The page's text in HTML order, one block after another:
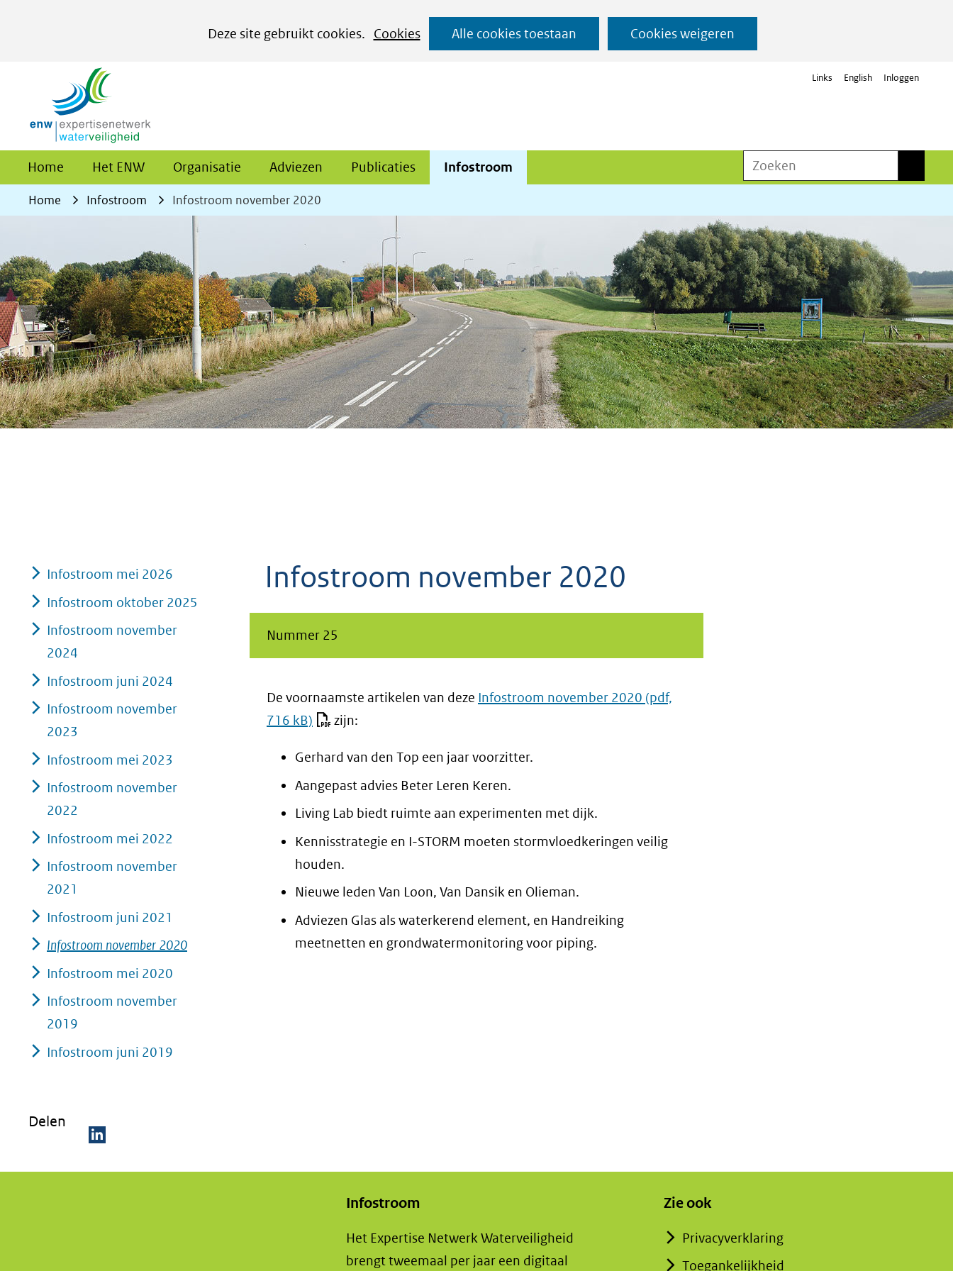
Deze site gebruikt cookies.
Cookies
gebruik
van
cookies
worden
toegestaan
of
geweigerd.
Alle cookies toestaan Cookies weigeren
Ga
naar
Links English Inloggen
Home Het ENW Organisatie Adviezen Publicaties Infostroom Zoeken
Home Infostroom Infostroom november 2020
Infostroom november 2020
Nummer 25
De voornaamste artikelen van deze Infostroom november 2020 (pdf,
716 kB)
zijn:
Gerhard van den Top een jaar voorzitter.
Aangepast advies Beter Leren Keren.
Living Lab biedt ruimte aan experimenten met dijk.
Kennisstrategie en I-STORM moeten stormvloedkeringen veilig
houden.
Nieuwe leden Van Loon, Van Dansik en Olieman.
Adviezen Glas als waterkerend element, en Handreiking
meetnetten en grondwatermonitoring voor piping.
Infostroom mei 2026
Infostroom oktober 2025
Infostroom november
2024
Infostroom juni 2024
Infostroom november
2023
Infostroom mei 2023
Infostroom november
2022
Infostroom mei 2022
Infostroom november
2021
Infostroom juni 2021
Infostroom november 2020
Infostroom mei 2020
Infostroom november
2019
Infostroom juni 2019
Delen
Infostroom
Het Expertise Netwerk Waterveiligheid
brengt tweemaal per jaar een digitaal
Zie ook
Privacyverklaring
Toegankelijkheid